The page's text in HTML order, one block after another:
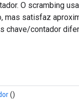
O scrambing
mas satisfaz
chave/contador
()